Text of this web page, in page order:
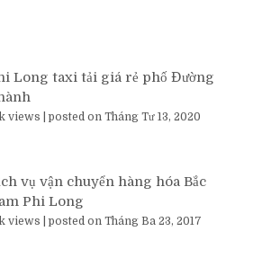
Long taxi tải giá rẻ phố Đường
views posted on Tháng Tư 13, 2020
vụ vận chuyển hàng hóa Bắc
Phi Long
views posted on Tháng Ba 23, 2017